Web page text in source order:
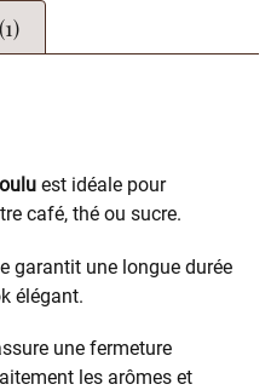
est idéale pour
café, thé ou sucre.
garantit une longue durée
élégant.
une fermeture
les arômes et